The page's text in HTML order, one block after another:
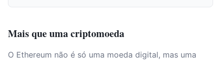
Mais que uma criptomoeda
O Ethereum não é só uma moeda digital, mas uma